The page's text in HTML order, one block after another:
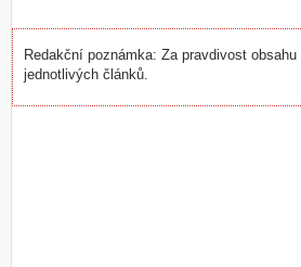
o
ž
i
ú
Redakční poznámka: Za pravdivost
jednotlivých článků.